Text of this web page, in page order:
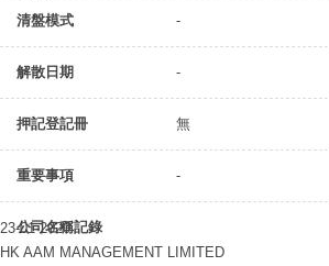
清盤模式
-
解散日期 -
押記登記冊 無
重要事項 -
公司名稱記錄
23-01-2020
HK AAM MANAGEMENT LIMITED